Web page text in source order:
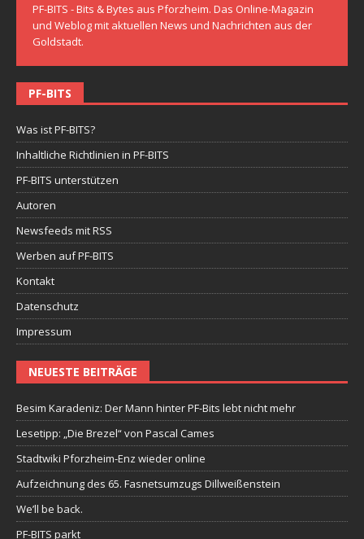
PF-BITS - Bits & Bytes aus Pforzheim. Das Online-Magazin
und Weblog mit aktuellen News und Nachrichten aus der
Goldstadt.
PF-BITS
Was ist PF-BITS?
Inhaltliche Richtlinien in PF-BITS
PF-BITS unterstützen
Autoren
Newsfeeds mit RSS
Werben auf PF-BITS
Kontakt
Datenschutz
Impressum
NEUESTE BEITRÄGE
Besim Karadeniz: Der Mann hinter PF-Bits lebt nicht mehr
Lesetipp: „Die Brezel“ von Pascal Cames
Stadtwiki Pforzheim-Enz wieder online
Aufzeichnung des 65. Fasnetsumzugs Dillweißenstein
We’ll be back.
PF-BITS parkt